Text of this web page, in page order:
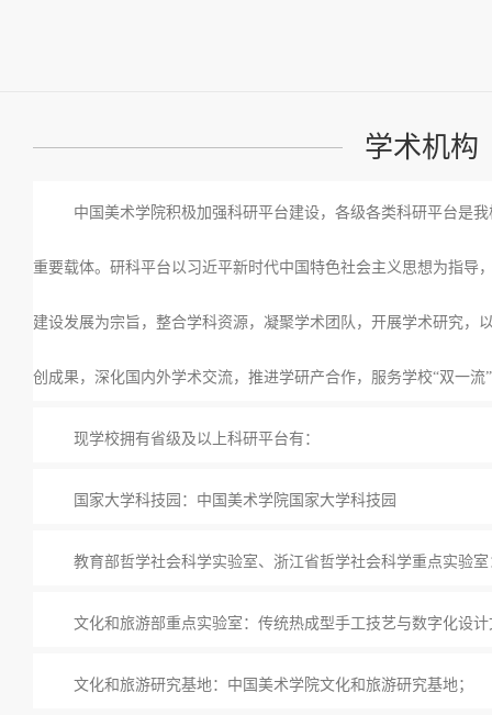
学术机构
中国美术学院积极加强科研平台建设，各级各类科研平台是
重要载体。研科平台以习近平新时代中国特色社会主义思想为指导
建设发展为宗旨，整合学科资源，凝聚学术团队，开展学术研究，
创成果，深化国内外学术交流，推进学研产合作，服务学校“双一流
现学校拥有省级及以上科研平台有：
国家大学科技园：中国美术学院国家大学科技园
教育部哲学社会科学实验室、浙江省哲学社会科学重点实验
文化和旅游部重点实验室：传统热成型手工技艺与数字化设
文化和旅游研究基地：中国美术学院文化和旅游研究基地；